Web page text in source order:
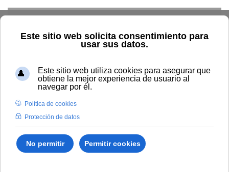
Explorar el catálogo
Dónde comprar